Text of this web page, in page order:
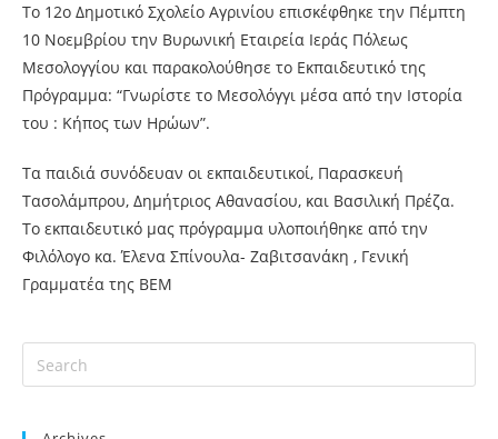
Το 12ο Δημοτικό Σχολείο Αγρινίου επισκέφθηκε την Πέμπτη
10 Νοεμβρίου την Βυρωνική Εταιρεία Ιεράς Πόλεως
Μεσολογγίου και παρακολούθησε το Εκπαιδευτικό της
Πρόγραμμα: “Γνωρίστε το Μεσολόγγι μέσα από την Ιστορία
του : Κήπος των Ηρώων”.
Τα παιδιά συνόδευαν οι εκπαιδευτικοί, Παρασκευή
Τασολάμπρου, Δημήτριος Αθανασίου, και Βασιλική Πρέζα.
Το εκπαιδευτικό μας πρόγραμμα υλοποιήθηκε από την
Φιλόλογο κα. Έλενα Σπίνουλα- Ζαβιτσανάκη , Γενική
Γραμματέα της ΒΕΜ